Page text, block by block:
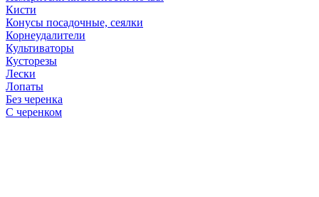
Кисти
Конусы посадочные, сеялки
Корнеудалители
Культиваторы
Кусторезы
Лески
Лопаты
Без черенка
С черенком